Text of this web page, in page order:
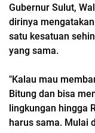
Gubernur Sulut,
dirinya
satu kesatuan
yang sama.
"Kalau mau
Bitung dan bisa
lingkungan hingga
harus sama. Mulai